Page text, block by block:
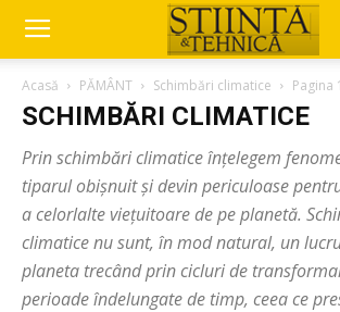
Acasă PĂMÂNT Schimbări climatice Pagina
SCHIMBĂRI CLIMATICE
Prin schimbări climatice înțelegem
tiparul obișnuit și devin periculoase
a celorlalte viețuitoare de pe planetă.
climatice nu sunt, în mod natural, un
planeta trecând prin cicluri de
perioade îndelungate de timp, ceea ce